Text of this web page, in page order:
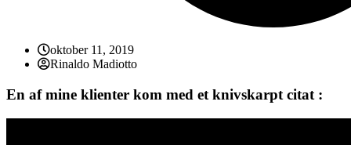
oktober 11, 2019
Rinaldo Madiotto
En af mine klienter kom med et knivskarpt citat :